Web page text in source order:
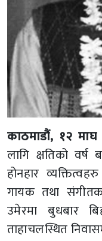
काठमाडौं, १२ माघ
लागि क्षतिको
होनहार
गायक तथा
उमेरमा बुधबार
ताहाचलस्थित